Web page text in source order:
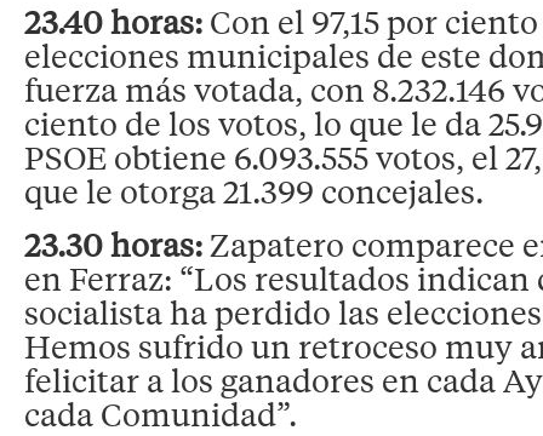
23.40 horas: Con el 97,15 por
elecciones municipales de este
fuerza más votada, con 8.232.146
ciento de los votos, lo que le da
PSOE obtiene 6.093.555 votos, el
que le otorga 21.399 concejales.
23.30 horas: Zapatero comparece
en Ferraz: “Los resultados
socialista ha perdido las
Hemos sufrido un retroceso muy
felicitar a los ganadores en cada
cada Comunidad”.